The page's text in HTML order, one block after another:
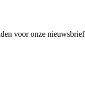
voor onze nieuwsbrief